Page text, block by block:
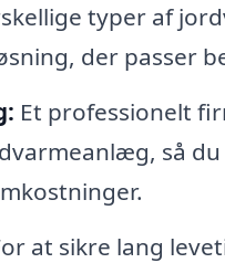
typer af
der passer
Et professionelt
så
at sikre lang